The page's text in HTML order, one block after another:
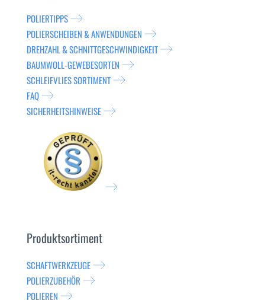
POLIERTIPPS
POLIERSCHEIBEN & ANWENDUNGEN
DREHZAHL & SCHNITTGESCHWINDIGKEIT
BAUMWOLL-GEWEBESORTEN
SCHLEIFVLIES SORTIMENT
FAQ
SICHERHEITSHINWEISE
Produktsortiment
SCHAFTWERKZEUGE
POLIERZUBEHÖR
POLIEREN